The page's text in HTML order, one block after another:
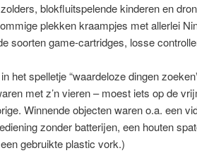
blokfluitspelende kinderen en
plekken kraampjes met allerlei
soorten game-cartridges, losse
het spelletje “waardeloze dingen
met z’n vieren – moest iets op de
Winnende objecten waren o.a. een
zonder batterijen, een houten
gebruikte plastic vork.)